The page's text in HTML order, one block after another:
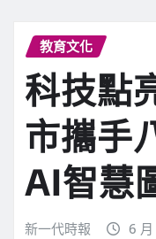
教育文化
科技點
市攜手
AI智慧
新一代時報 6